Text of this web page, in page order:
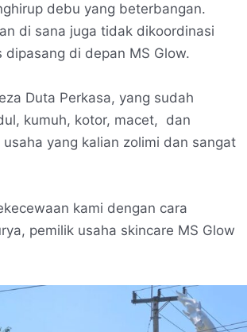
debu yang beterbangan.
di sana juga tidak dikoordinasi
di depan MS Glow.
Duta Perkasa, yang sudah
kumuh, kotor, macet, dan
yang kalian zolimi dan sangat
kami dengan cara
pemilik usaha skincare MS Glow